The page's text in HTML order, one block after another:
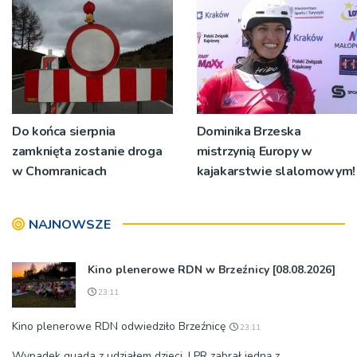
Do końca sierpnia
zamknięta zostanie droga
w Chomranicach
Dominika Brzeska
mistrzynią Europy w
kajakarstwie slalomowym!
NAJNOWSZE
Kino plenerowe RDN w Brzeźnicy [08.08.2026]
23:11
Kino plenerowe RDN odwiedziło Brzeźnicę 23:11